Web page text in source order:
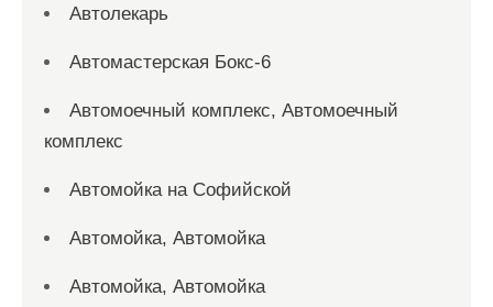
Автолекарь
Автомастерская Бокс-6
Автомоечный комплекс, Автомоечный
комплекс
Автомойка на Софийской
Автомойка, Автомойка
Автомойка, Автомойка